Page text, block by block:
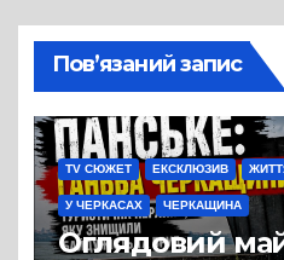
Пов’язаний запис
TV СЮЖЕТ ЕКСКЛЮЗИВ
У ЧЕРКАСАХ ЧЕРКАЩИНА
Оглядовий